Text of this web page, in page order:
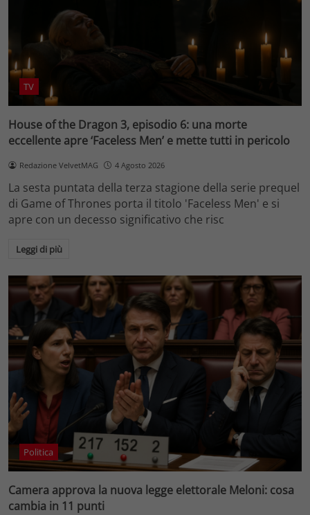
TV
House of the Dragon 3, episodio 6: una morte
eccellente apre ‘Faceless Men’ e mette tutti in pericolo
Redazione VelvetMAG 4 Agosto 2026
La sesta puntata della terza stagione della serie prequel
di Game of Thrones porta il titolo 'Faceless Men' e si
apre con un decesso significativo che risc
Leggi di più
Politica
Camera approva la nuova legge elettorale Meloni: cosa
cambia in 11 punti